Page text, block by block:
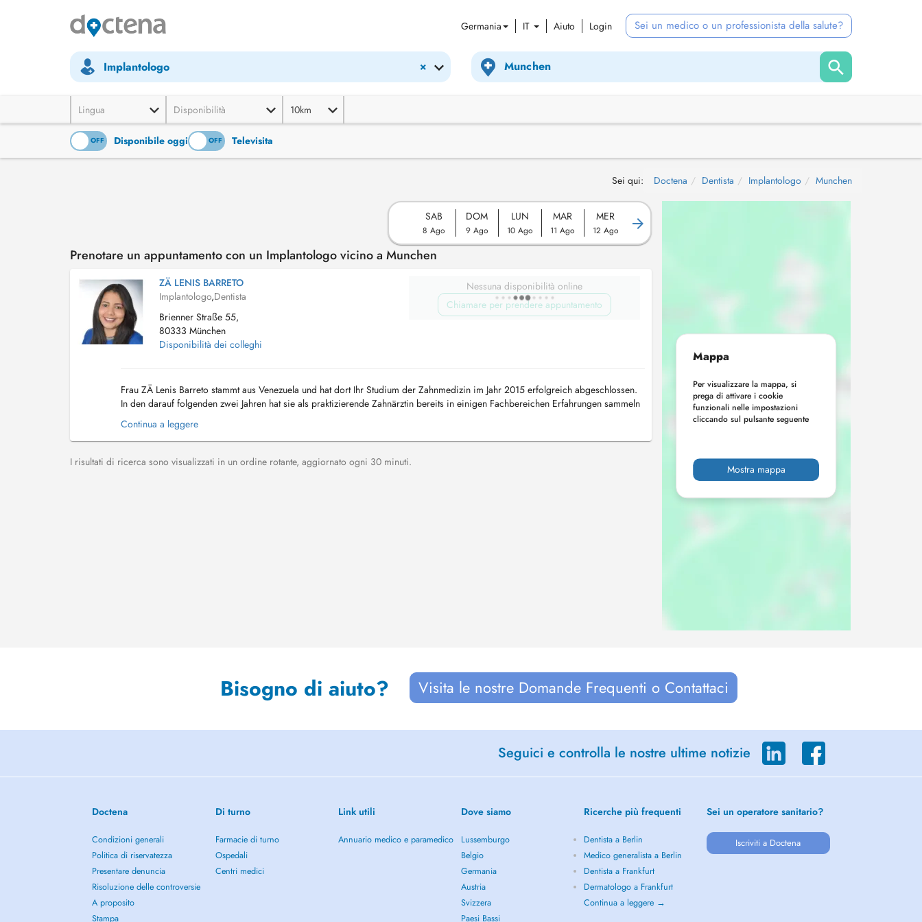
Germania IT Aiuto Login Sei un medico o un professionista della salute?
×
Implantologo
Lingua Disponibilità 10km
OFF Disponibile oggi
ON OFF Televisita
Sei qui: Doctena Dentista Implantologo Munchen
SAB
8 Ago
DOM
9 Ago
LUN
10 Ago
MAR
11 Ago
MER
12 Ago
Prenotare un appuntamento con un Implantologo vicino a Munchen
ZÄ LENIS BARRETO
Implantologo,Dentista
Brienner Straße 55,
80333 München
Disponibilità dei colleghi
Nessuna disponibilità online
Chiamare per prendere appuntamento
Frau ZÄ Lenis Barreto stammt aus Venezuela und hat dort Ihr Studium der Zahnmedizin im Jahr 2015 erfolgreich abgeschlossen.
In den darauf folgenden zwei Jahren hat sie als praktizierende Zahnärztin bereits in einigen Fachbereichen Erfahrungen sammeln
können, so zum Beispiel in den Bereichen Oralchi...
Continua a leggere
I risultati di ricerca sono visualizzati in un ordine rotante, aggiornato ogni 30 minuti.
Mappa
Per visualizzare la mappa, si
prega di attivare i cookie
funzionali nelle impostazioni
cliccando sul pulsante seguente
Mostra mappa
Bisogno di aiuto? Visita le nostre Domande Frequenti o Contattaci
Seguici e controlla le nostre ultime notizie
Doctena
Condizioni generali
Politica di riservatezza
Presentare denuncia
Risoluzione delle controversie
A proposito
Stampa
Di turno
Farmacie di turno
Ospedali
Centri medici
Link utili
Annuario medico e paramedico
Dove siamo
Lussemburgo
Belgio
Germania
Austria
Svizzera
Paesi Bassi
Ricerche più frequenti
Dentista a Berlin
Medico generalista a Berlin
Dentista a Frankfurt
Dermatologo a Frankfurt
Continua a leggere →
Sei un operatore sanitario?
Iscriviti a Doctena